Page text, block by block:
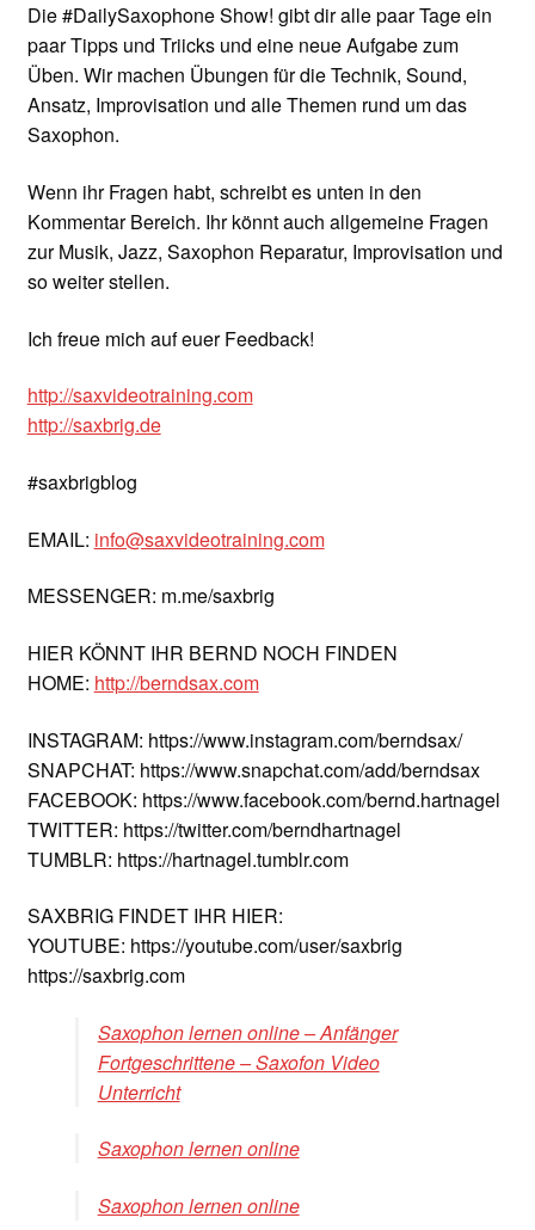
Die #DailySaxophone Show! gibt dir alle paar Tage ein
paar Tipps und Triicks und eine neue Aufgabe zum
Üben. Wir machen Übungen für die Technik, Sound,
Ansatz, Improvisation und alle Themen rund um das
Saxophon.
Wenn ihr Fragen habt, schreibt es unten in den
Kommentar Bereich. Ihr könnt auch allgemeine Fragen
zur Musik, Jazz, Saxophon Reparatur, Improvisation und
so weiter stellen.
Ich freue mich auf euer Feedback!
http://saxvideotraining.com
http://saxbrig.de
#saxbrigblog
EMAIL: info@saxvideotraining.com
MESSENGER: m.me/saxbrig
HIER KÖNNT IHR BERND NOCH FINDEN
HOME: http://berndsax.com
INSTAGRAM: https://www.instagram.com/berndsax/
SNAPCHAT: https://www.snapchat.com/add/berndsax
FACEBOOK: https://www.facebook.com/bernd.hartnagel
TWITTER: https://twitter.com/berndhartnagel
TUMBLR: https://hartnagel.tumblr.com
SAXBRIG FINDET IHR HIER:
YOUTUBE: https://youtube.com/user/saxbrig
https://saxbrig.com
Saxophon lernen online – Anfänger
Fortgeschrittene – Saxofon Video
Unterricht
Saxophon lernen online
Saxophon lernen online